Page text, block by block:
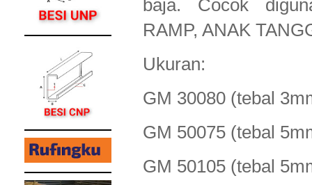
baja. Cocok
RAMP, ANAK
Ukuran:
GM 30080 (tebal
GM 50075 (tebal
GM 50105 (tebal